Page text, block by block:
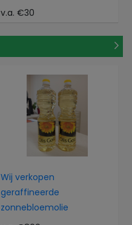
v.a. €30
Wij verkopen
geraffineerde
zonnebloemolie